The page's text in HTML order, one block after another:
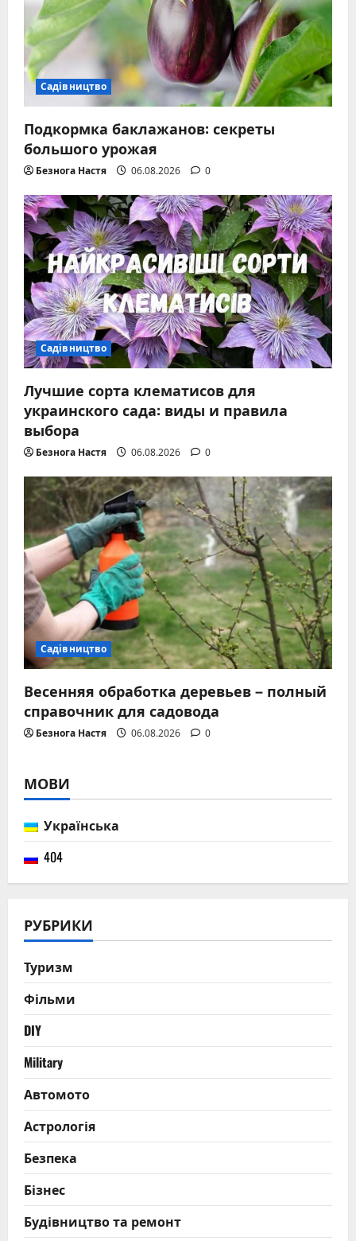
Садівництво
Подкормка баклажанов: секреты
большого урожая
Безнога Настя 06.08.2026 0
Садівництво
Лучшие сорта клематисов для
украинского сада: виды и правила
выбора
Безнога Настя 06.08.2026 0
Садівництво
Весенняя обработка деревьев – полный
справочник для садовода
Безнога Настя 06.08.2026 0
МОВИ
Українська
404
РУБРИКИ
Туризм
Фільми
DIY
Military
Автомото
Астрологія
Безпека
Бізнес
Будівництво та ремонт